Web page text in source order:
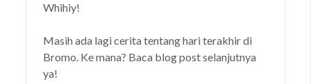
Whihiy!
Masih ada lagi cerita tentang hari terakhir di
Bromo. Ke mana? Baca blog post selanjutnya
ya!